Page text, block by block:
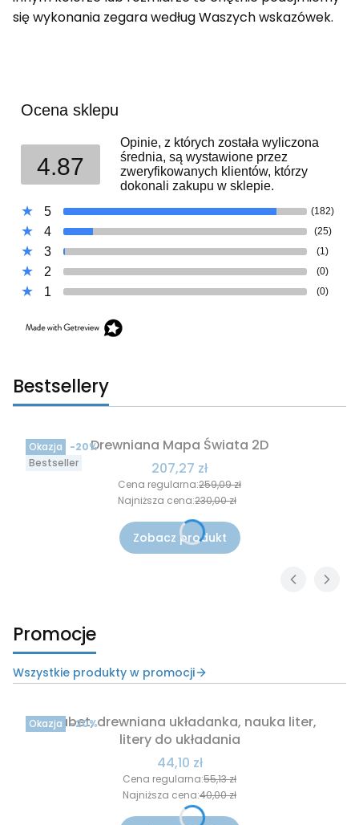
się wykonania zegara według Waszych wskazówek.
Ocena sklepu
4.87
Opinie, z których została wyliczona
średnia, są wystawione przez
zweryfikowanych klientów, którzy
dokonali zakupu w sklepie.
5
(182)
4 (25)
3 (1)
2 (0)
1 (0)
Bestsellery
Okazja
Bestseller
Drewniana Mapa Świata 2D
Cena promocyjna
207,27 zł
Cena regularna:259,09 zł
-20%
Najniższa cena:230,00 zł
Zobacz produkt
Promocje
Wszystkie produkty w promocji
Okazja
Alfabet, drewniana układanka, nauka liter,
litery do układania
Cena promocyjna
44,10 zł
Cena regularna:55,13 zł
-20%
Najniższa cena:40,00 zł